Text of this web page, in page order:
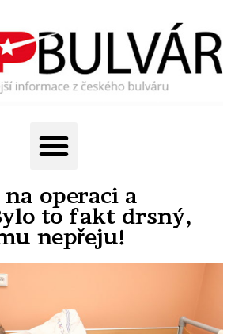
operaci a
to fakt drsný,
nepřeju!